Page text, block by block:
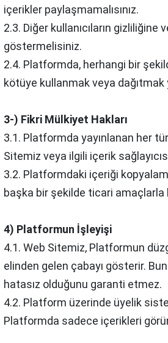
içerikler paylaşmamalısınız.
2.3. Diğer kullanıcıların gizliliğine
göstermelisiniz.
2.4. Platformda, herhangi bir
kötüye kullanmak veya dağıtmak
3-) Fikri Mülkiyet Hakları
3.1. Platformda yayınlanan her
Sitemiz veya ilgili içerik
3.2. Platformdaki içeriği
başka bir şekilde ticari amaçlarla
4) Platformun İşleyişi
4.1. Web Sitemiz, Platformun
elinden gelen çabayı gösterir.
hatasız olduğunu garanti etmez.
4.2. Platform üzerinde üyelik
Platformda sadece içerikleri